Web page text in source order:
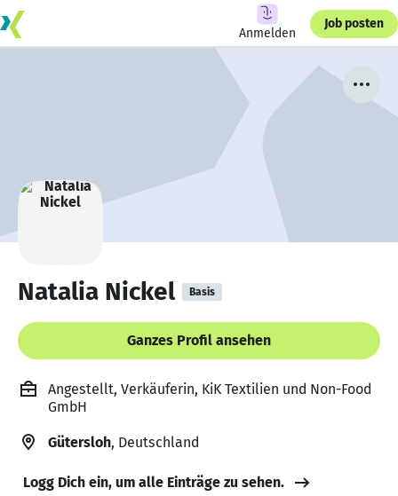
Anmelden
Job posten
Natalia Nickel Basis
Ganzes Profil ansehen
Angestellt, Verkäuferin, KiK Textilien und Non-Food
GmbH
Gütersloh, Deutschland
Logg Dich ein, um alle Einträge zu sehen.